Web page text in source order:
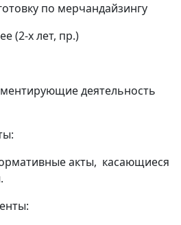
по мерчандайзингу
(2-х лет, пр.)
деятельность
акты, касающиеся